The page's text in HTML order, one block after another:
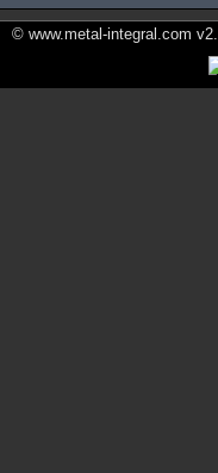
© www.metal-integral.com